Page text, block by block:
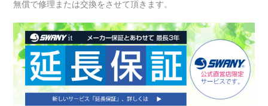
無償で修理または交換をさせて頂きます。